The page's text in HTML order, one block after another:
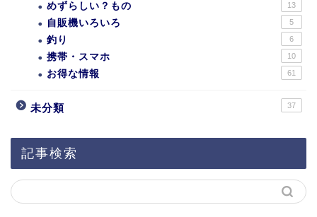
めずらしい？もの 13
自販機いろいろ 5
釣り 6
携帯・スマホ 10
お得な情報 61
未分類 37
記事検索